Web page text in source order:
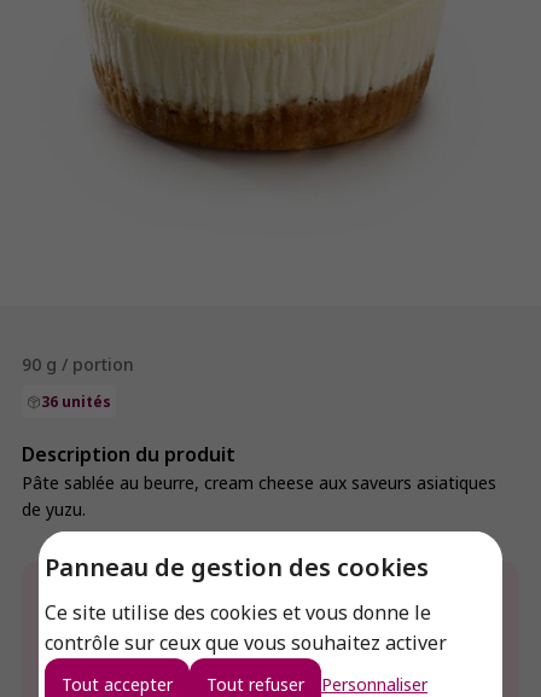
Panneau de gestion des cookies
Ce site utilise des cookies et vous donne le
contrôle sur ceux que vous souhaitez activer
Tout accepter Tout refuser Personnaliser
90 g / portion
36 unités
Description du produit
Pâte sablée au beurre, cream cheese aux saveurs asiatiques
de yuzu.
Envie de connaitre le prix de ce produit ?
Connexion